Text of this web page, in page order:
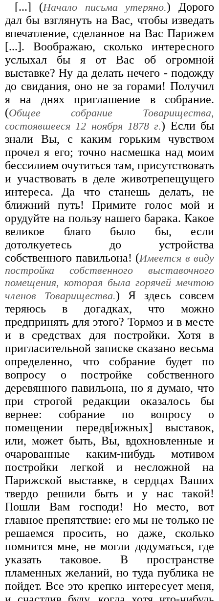
[...] (Начало письма утеряно.) Дорого
дал бы взглянуть на Вас, чтобы изведать
впечатление, сделанное на Вас Парижем
[...]. Воображаю, сколько интересного
услыхал бы я от Вас об огромной
выставке? Ну да делать нечего - подожду
до свидания, оно не за горами! Получил
я на днях приглашение в собрание.
(Общее собрание Товарищества,
состоявшееся 12 ноября 1878 г.) Если бы
знали Вы, с каким горьким чувством
прочел я его; точно насмешка над моим
бессилием очутиться там, присутствовать
и участвовать в деле животрепещущего
интереса. Да что станешь делать, не
ближний путь! Примите голос мой и
орудуйте на пользу нашего барака. Какое
великое благо было бы, если
дотолкуетесь до устройства
собственного павильона! (Имеется в виду
постройка собственного выставочного
помещения, которая была горячей мечтою
членов Товарищества.) Я здесь совсем
теряюсь в догадках, что можно
предпринять для этого? Тормоз и в месте
и в средствах для постройки. Хотя в
пригласительной записке сказано весьма
определенно, что собрание будет по
вопросу о постройке собственного
деревянного павильона, но я думаю, что
при строгой редакции оказалось бы
вернее: собрание по вопросу о
помещении передв[ижных] выставок,
или, может быть, Вы, вдохновленные и
очарованные каким-нибудь мотивом
постройки легкой и несложной на
Парижской выставке, в сердцах Ваших
твердо решили быть и у нас такой!
Пошли Вам господи! Но место, вот
главное препятствие: его мы не только не
решаемся просить, но даже, сколько
помнится мне, не могли додуматься, где
указать таковое. В пространстве
пламенных желаний, но туда публика не
пойдет. Все это крепко интересует меня,